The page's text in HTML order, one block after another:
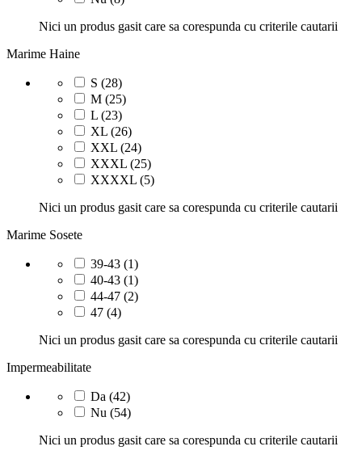
Nici un produs gasit care sa corespunda cu criterile cautarii
Marime Haine
S (28)
M (25)
L (23)
XL (26)
XXL (24)
XXXL (25)
XXXXL (5)
Nici un produs gasit care sa corespunda cu criterile cautarii
Marime Sosete
39-43 (1)
40-43 (1)
44-47 (2)
47 (4)
Nici un produs gasit care sa corespunda cu criterile cautarii
Impermeabilitate
Da (42)
Nu (54)
Nici un produs gasit care sa corespunda cu criterile cautarii